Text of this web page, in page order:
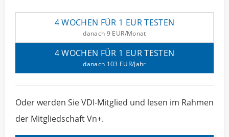
4 WOCHEN FÜR 1 EUR TESTEN
danach 9 EUR/Monat
4 WOCHEN FÜR 1 EUR TESTEN
danach 103 EUR/Jahr
Oder werden Sie VDI-Mitglied und lesen im Rahmen
der Mitgliedschaft Vn+.